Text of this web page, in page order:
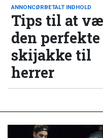
ANNONCØRBETALT INDHOLD
Tips til at
den perfekte
skijakke til
herrer